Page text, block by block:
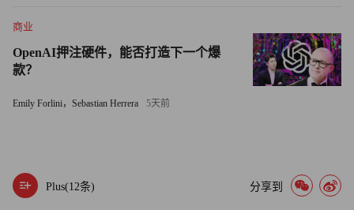
要蛋白质的运作方式，并最终通过开发治疗疾病、延缓衰老
或以其他方式改善人类健康的新药来影响它们的活性。
希尔和斯坦试图证明AlphaFold2也在加速这些下游发现，但
“即使拥有强大的机器学习工具来用于这些结构步骤，它也
只是庞大拼图中的一小部分。”希尔说。“因为存在太多瓶
商业
OpenAI押注硬件，能否打造下一个爆
款？
Emily Forlini，Sebastian Herrera 5天前
Plus(12条) 分享到